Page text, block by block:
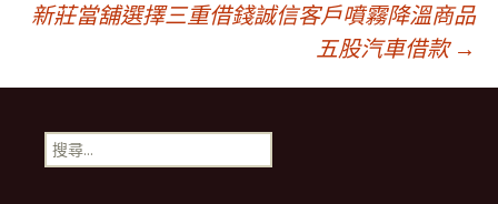
章
導
覽
新莊當舖選擇三重借錢誠信客戶噴霧降溫商品
五股汽車借款 →
搜
尋